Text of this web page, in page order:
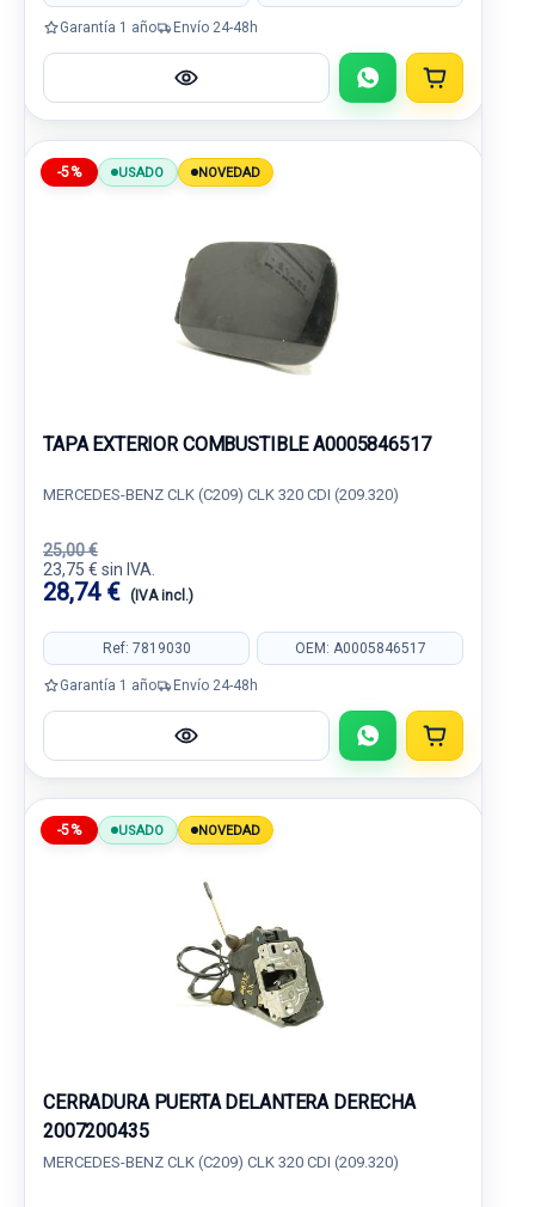
Garantía 1 año Envío 24-48h
-5% USADO NOVEDAD
TAPA EXTERIOR COMBUSTIBLE A0005846517
MERCEDES-BENZ CLK (C209) CLK 320 CDI (209.320)
25,00 €
23,75 € sin IVA.
28,74 € (IVA incl.)
Ref: 7819030 OEM: A0005846517
Garantía 1 año Envío 24-48h
-5% USADO NOVEDAD
CERRADURA PUERTA DELANTERA DERECHA
2007200435
MERCEDES-BENZ CLK (C209) CLK 320 CDI (209.320)